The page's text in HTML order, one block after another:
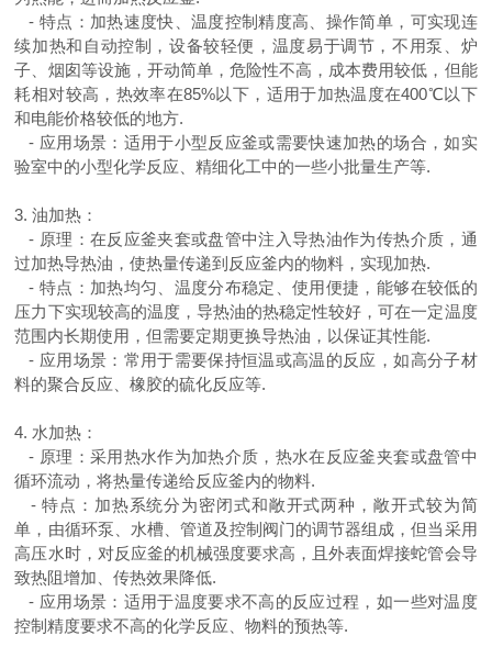
- 特点：加热速度快、温度控制精度高、操作简单，可实现连
续加热和自动控制，设备较轻便，温度易于调节，不用泵、炉
子、烟囱等设施，开动简单，危险性不高，成本费用较低，但能
耗相对较高，热效率在85%以下，适用于加热温度在400℃以下
和电能价格较低的地方.
- 应用场景：适用于小型反应釜或需要快速加热的场合，如实
验室中的小型化学反应、精细化工中的一些小批量生产等.
3.油加热：
- 原理：在反应釜夹套或盘管中注入导热油作为传热介质，通
过加热导热油，使热量传递到反应釜内的物料，实现加热.
- 特点：加热均匀、温度分布稳定、使用便捷，能够在较低的
压力下实现较高的温度，导热油的热稳定性较好，可在一定温度
范围内长期使用，但需要定期更换导热油，以保证其性能.
- 应用场景：常用于需要保持恒温或高温的反应，如高分子材
料的聚合反应、橡胶的硫化反应等.
4. 水加热：
- 原理：采用热水作为加热介质，热水在反应釜夹套或盘管中
循环流动，将热量传递给反应釜内的物料.
-特点：加热系统分为密闭式和敞开式两种，敞开式较为简
单，由循环泵、水槽、管道及控制阀门的调节器组成，但当采用
高压水时，对反应釜的机械强度要求高，且外表面焊接蛇管会导
致热阻增加、传热效果降低.
- 应用场景：适用于温度要求不高的反应过程，如一些对温度
控制精度要求不高的化学反应、物料的预热等.